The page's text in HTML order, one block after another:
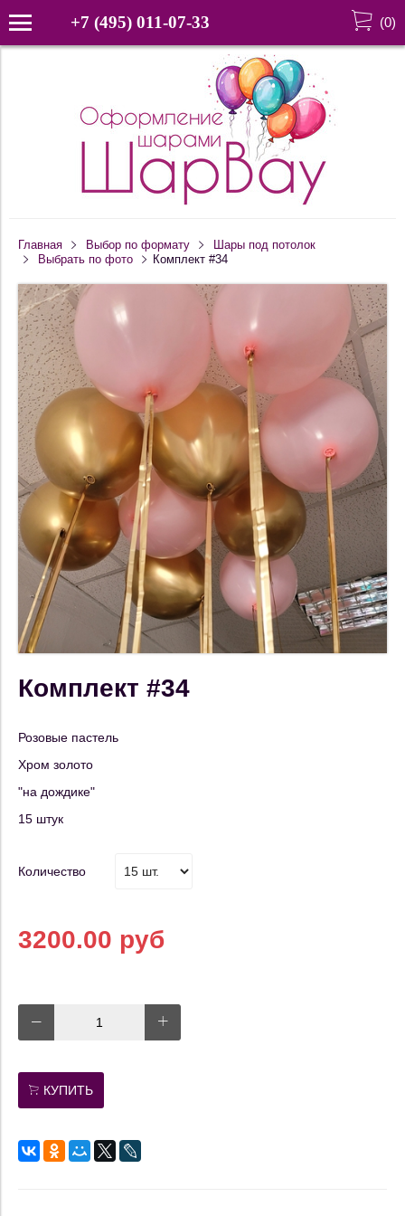
+7 (495) 011-07-33 (0)
Главная Выбор по формату
Шары под потолок
Выбрать по фото
Комплект #34
Комплект #34
Розовые пастель
Хром золото
"на дождике"
15 штук
Количество
3200.00 руб
КУПИТЬ